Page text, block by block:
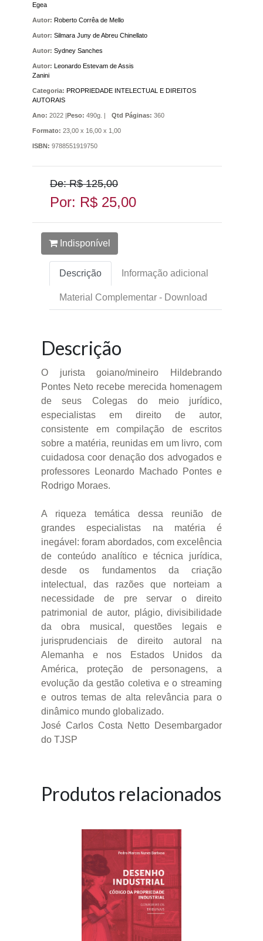
Egea
Autor: Roberto Corrêa de Mello
Autor: Silmara Juny de Abreu Chinellato
Autor: Sydney Sanches
Autor: Leonardo Estevam de Assis
Zanini
Categoria: PROPRIEDADE INTELECTUAL E DIREITOS
AUTORAIS
Ano: 2022 | Peso: 490g. | Qtd Páginas: 360
Formato: 23,00 x 16,00 x 1,00
ISBN: 9788551919750
De: R$ 125,00
Por: R$ 25,00
Indisponível
Descrição Informação adicional
Material Complementar - Download
Descrição
O jurista goiano/mineiro Hildebrando
Pontes Neto recebe merecida homenagem
de seus Colegas do meio jurídico,
especialistas em direito de autor,
consistente em compilação de escritos
sobre a matéria, reunidas em um livro, com
cuidadosa coor denação dos advogados e
professores Leonardo Machado Pontes e
Rodrigo Moraes.
A riqueza temática dessa reunião de
grandes especialistas na matéria é
inegável: foram abordados, com excelência
de conteúdo analítico e técnica jurídica,
desde os fundamentos da criação
intelectual, das razões que norteiam a
necessidade de pre servar o direito
patrimonial de autor, plágio, divisibilidade
da obra musical, questões legais e
jurisprudenciais de direito autoral na
Alemanha e nos Estados Unidos da
América, proteção de personagens, a
evolução da gestão coletiva e o streaming
e outros temas de alta relevância para o
dinâmico mundo globalizado.
José Carlos Costa Netto Desembargador
do TJSP
Produtos relacionados